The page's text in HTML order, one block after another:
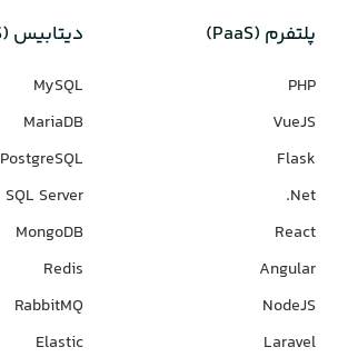
پلتفرم (PaaS)
PHP
VueJS
Flask
Net.
React
Angular
NodeJS
Laravel
دیتابیس‌ (DBaaS)
MySQL
MariaDB
PostgreSQL
SQL Server
MongoDB
Redis
RabbitMQ
Elastic